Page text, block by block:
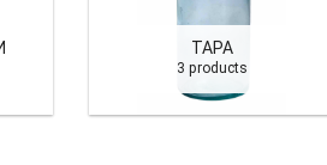
ТАРА
3 products